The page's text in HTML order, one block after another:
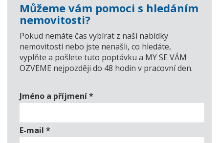
Můžeme vám pomoci s hledáním
nemovitosti?
Pokud nemáte čas vybírat z naší nabídky
nemovitostí nebo jste nenašli, co hledáte,
vyplňte a pošlete tuto poptávku a MY SE VÁM
OZVEME nejpozději do 48 hodin v pracovní den.
Jméno a příjmení*
E-mail *